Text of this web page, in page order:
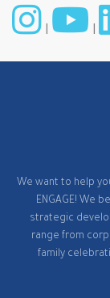
|
|
We want to help you
ENGAGE! We
strategic
range from
family